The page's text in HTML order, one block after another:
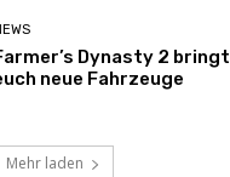
Dynasty 2 bringt
neue Fahrzeuge
Mehr laden